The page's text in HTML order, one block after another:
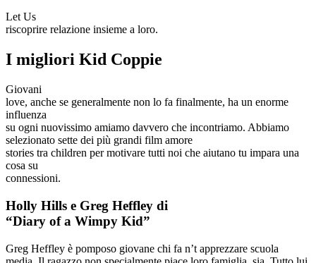
Let Us
riscoprire relazione insieme a loro.
I migliori Kid Coppie
Giovani
love, anche se generalmente non lo fa finalmente, ha un enorme
influenza
su ogni nuovissimo amiamo davvero che incontriamo. Abbiamo
selezionato sette dei più grandi film amore
stories tra children per motivare tutti noi che aiutano tu impara una
cosa su
connessioni.
Holly Hills e Greg Heffley di
“Diary of a Wimpy Kid”
Greg Heffley è pomposo giovane chi fa n’t apprezzare scuola